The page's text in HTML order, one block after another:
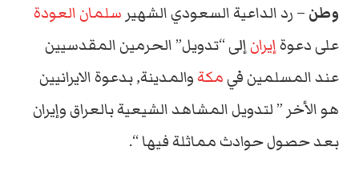
وطن – رد الداعية السعودي الشهير سلمان العودة
على دعوةإيرانإلى “تدويل” الحرمين المقدسيين
عند المسلمين فيمكةوالمدينة, بدعوة الايرانيين
هو الأخر ” لتدويل المشاهد الشيعية بالعراق وإيران
بعد حصول حوادث مماثلة فيها “.